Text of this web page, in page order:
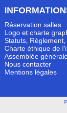
Réservation salles
Logo et charte
Statuts,
Charte éthique de
Assemblée
Nous contacter
Mentions légales